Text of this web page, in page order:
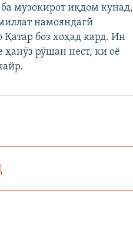
музокирот иқдом кунад,
намояндагӣ
Қатар боз хоҳад кард. Ин
рӯшан нест, ки оё